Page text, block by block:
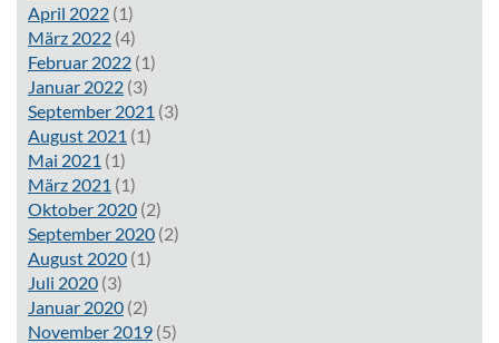
April 2022 (1)
März 2022 (4)
Februar 2022 (1)
Januar 2022 (3)
September 2021 (3)
August 2021 (1)
Mai 2021 (1)
März 2021 (1)
Oktober 2020 (2)
September 2020 (2)
August 2020 (1)
Juli 2020 (3)
Januar 2020 (2)
November 2019 (5)